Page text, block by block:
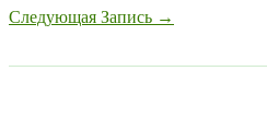
Следующая Запись →